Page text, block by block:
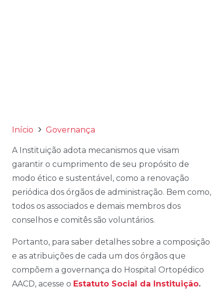
Início Governança
A Instituição adota mecanismos que visam
garantir o cumprimento de seu propósito de
modo ético e sustentável, como a renovação
periódica dos órgãos de administração. Bem como,
todos os associados e demais membros dos
conselhos e comitês são voluntários.
Portanto, para saber detalhes sobre a composição
e as atribuições de cada um dos órgãos que
compõem a governança do Hospital Ortopédico
AACD, acesse o Estatuto Social da Instituição.